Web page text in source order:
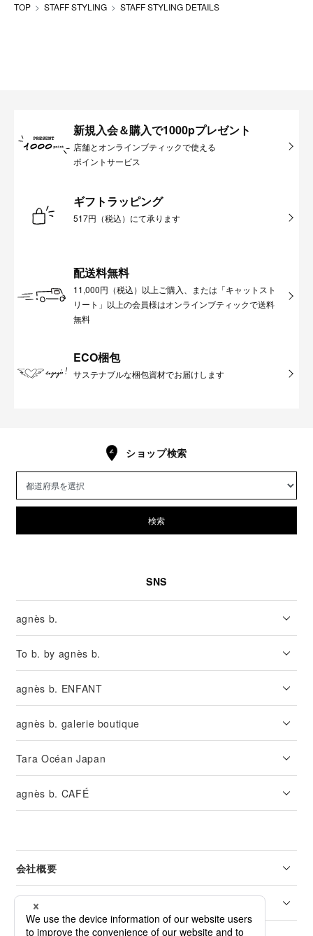
TOP STAFF STYLING STAFF STYLING DETAILS
新規入会＆購入で1000pプレゼント
店舗とオンラインブティックで使える
ポイントサービス
ギフトラッピング
517円（税込）にて承ります
配送料無料
11,000円（税込）以上ご購入、または「キャットスト
リート」以上の会員様はオンラインブティックで送料
無料
ECO梱包
サステナブルな梱包資材でお届けします
ショップ検索
検索
SNS
agnès b.
To b. by agnès b.
agnès b. ENFANT
agnès b. galerie boutique
Tara Océan Japan
agnès b. CAFÉ
会社概要
リーガル